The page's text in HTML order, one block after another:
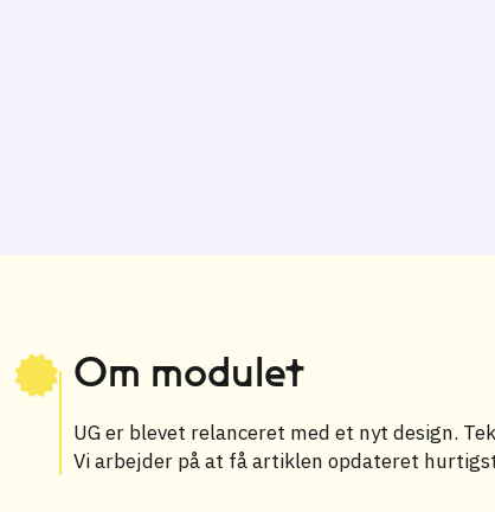
Om modulet
UG er blevet relanceret med et nyt design.
Vi arbejder på at få artiklen opdateret